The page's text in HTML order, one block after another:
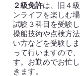
２級免許は、旧４
ンライフを楽しむ
試験３科目を受験
操船技術や点検方
い方などを受験し
って行いますので
す。お勤めでお忙
きます。